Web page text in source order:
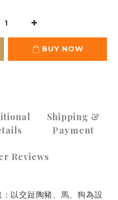
BUY NOW
Shipping &
Payment
Reviews
以交趾陶豬、馬、狗為設